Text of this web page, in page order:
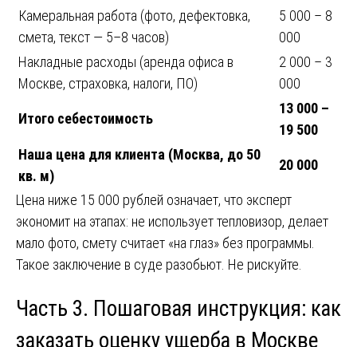
Камеральная работа (фото, дефектовка,
смета, текст — 5–8 часов)
5 000 – 8
000
Накладные расходы (аренда офиса в
Москве, страховка, налоги, ПО)
2 000 – 3
000
Итого себестоимость
13 000 –
19 500
Наша цена для клиента (Москва, до 50
кв. м)
20 000
Цена ниже 15 000 рублей означает, что эксперт
экономит на этапах: не использует тепловизор, делает
мало фото, смету считает «на глаз» без программы.
Такое заключение в суде разобьют. Не рискуйте.
Часть 3. Пошаговая инструкция: как
заказать оценку ущерба в Москве